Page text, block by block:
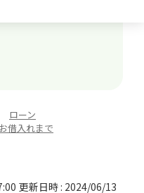
ローン
借入れまで
更新日時 : 2024/06/13